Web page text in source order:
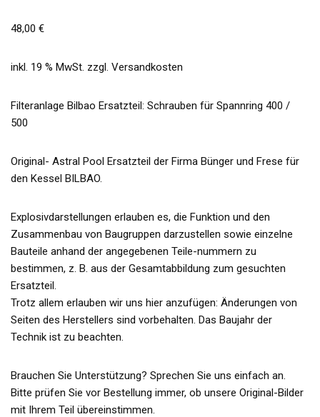
48,00 €
inkl. 19 % MwSt. zzgl. Versandkosten
Filteranlage Bilbao Ersatzteil: Schrauben für Spannring 400 /
500
Original- Astral Pool Ersatzteil der Firma Bünger und Frese für
den Kessel BILBAO.
Explosivdarstellungen erlauben es, die Funktion und den
Zusammenbau von Baugruppen darzustellen sowie einzelne
Bauteile anhand der angegebenen Teile-nummern zu
bestimmen, z. B. aus der Gesamtabbildung zum gesuchten
Ersatzteil.
Trotz allem erlauben wir uns hier anzufügen: Änderungen von
Seiten des Herstellers sind vorbehalten. Das Baujahr der
Technik ist zu beachten.
Brauchen Sie Unterstützung? Sprechen Sie uns einfach an.
Bitte prüfen Sie vor Bestellung immer, ob unsere Original-Bilder
mit Ihrem Teil übereinstimmen.